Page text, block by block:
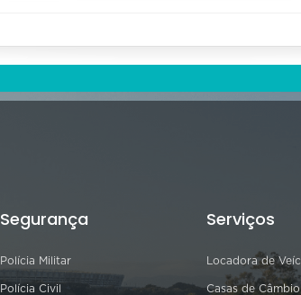
Segurança
Polícia Militar
Polícia Civil
Serviços
Locadora de
Casas de Câmbio